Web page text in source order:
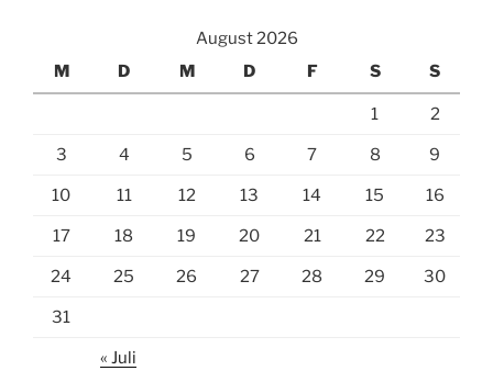
August 2026
M
D M D F S S
1 2
3 4 5 6 7 8 9
10 11 12 13 14 15 16
17 18 19 20 21 22 23
24 25 26 27 28 29 30
31
« Juli